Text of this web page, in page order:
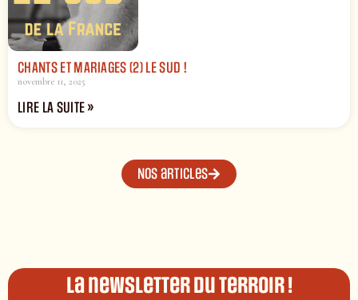
CHANTS ET MARIAGES (2) LE SUD !
novembre 11, 2025
LIRE LA SUITE »
Nos articles
La newsletter du terroir !